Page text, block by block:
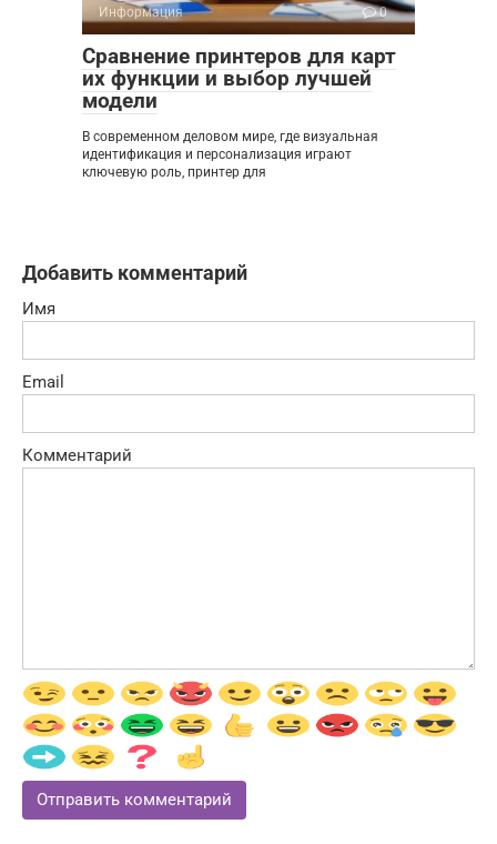
Информация 0
Сравнение принтеров для карт
их функции и выбор лучшей
модели
В современном деловом мире, где визуальная
идентификация и персонализация играют
ключевую роль, принтер для
Добавить комментарий
Имя
Email
Комментарий